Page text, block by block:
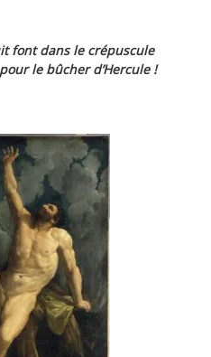
font dans le crépuscule
le bûcher d’Hercule !